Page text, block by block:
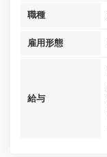
職種
雇用形態
給与